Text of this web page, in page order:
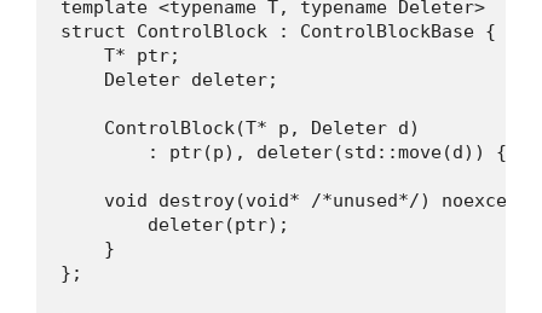
template <typename T, typename Deleter>
struct ControlBlock : ControlBlockBase {
    T* ptr;
    Deleter deleter;
    ControlBlock(T* p, Deleter d)
        : ptr(p), deleter(std::move(d)) {}
void destroy(void* /*unused*/) noexcept
        deleter(ptr);
    }
};